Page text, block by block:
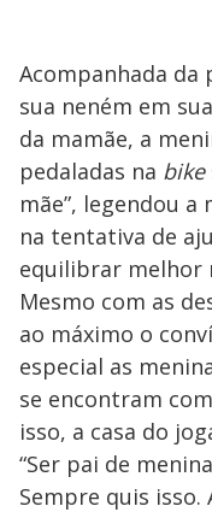
Acompanhada da
sua neném em
da mamãe, a
pedaladas na bike
mãe”, legendou
na tentativa de
equilibrar melhor
Mesmo com as
ao máximo o
especial as
se encontram
isso, a casa do
“Ser pai de
Sempre quis isso.